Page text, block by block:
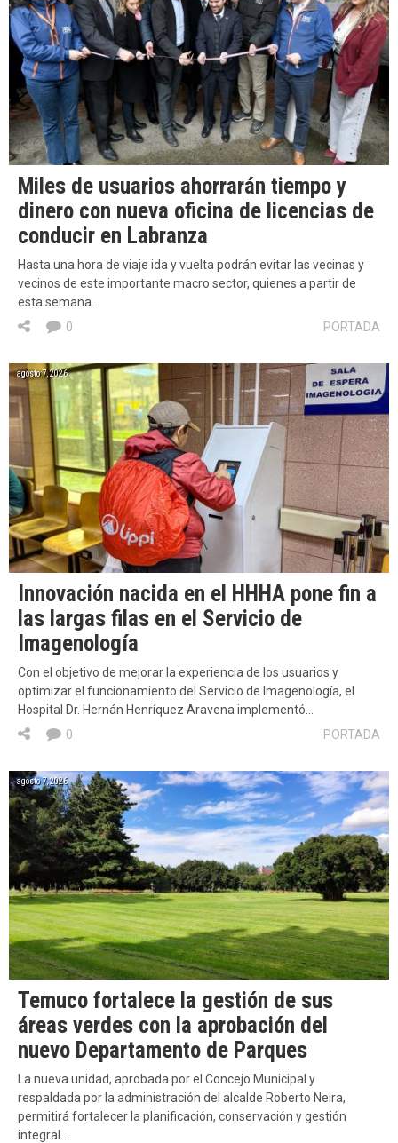
Miles de usuarios ahorrarán tiempo y
dinero con nueva oficina de licencias de
conducir en Labranza
Hasta una hora de viaje ida y vuelta podrán evitar las vecinas y
vecinos de este importante macro sector, quienes a partir de
esta semana…
PORTADA
0
agosto 7, 2026
Innovación nacida en el HHHA pone fin a
las largas filas en el Servicio de
Imagenología
Con el objetivo de mejorar la experiencia de los usuarios y
optimizar el funcionamiento del Servicio de Imagenología, el
Hospital Dr. Hernán Henríquez Aravena implementó…
PORTADA
0
agosto 7, 2026
Temuco fortalece la gestión de sus
áreas verdes con la aprobación del
nuevo Departamento de Parques
La nueva unidad, aprobada por el Concejo Municipal y
respaldada por la administración del alcalde Roberto Neira,
permitirá fortalecer la planificación, conservación y gestión
integral…